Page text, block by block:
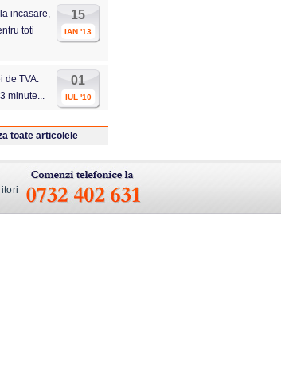
15
IAN '13
incasare,
toti
01
IUL '10
de TVA.
minute...
toate articolele